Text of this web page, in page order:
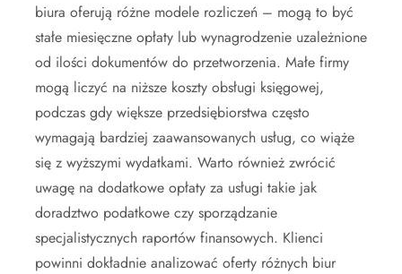
biura oferują różne modele rozliczeń – mogą to być
stałe miesięczne opłaty lub wynagrodzenie uzależnione
od ilości dokumentów do przetworzenia. Małe firmy
mogą liczyć na niższe koszty obsługi księgowej,
podczas gdy większe przedsiębiorstwa często
wymagają bardziej zaawansowanych usług, co wiąże
się z wyższymi wydatkami. Warto również zwrócić
uwagę na dodatkowe opłaty za usługi takie jak
doradztwo podatkowe czy sporządzanie
specjalistycznych raportów finansowych. Klienci
powinni dokładnie analizować oferty różnych biur